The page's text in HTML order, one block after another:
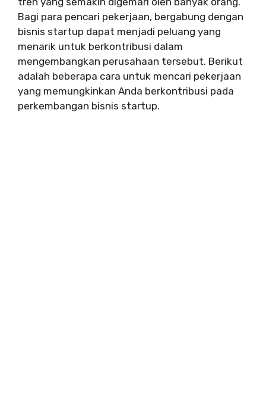
Bagi para pencari pekerjaan, bergabung dengan
bisnis startup dapat menjadi peluang yang
menarik untuk berkontribusi dalam
mengembangkan perusahaan tersebut. Berikut
adalah beberapa cara untuk mencari pekerjaan
yang memungkinkan Anda berkontribusi pada
perkembangan bisnis startup.